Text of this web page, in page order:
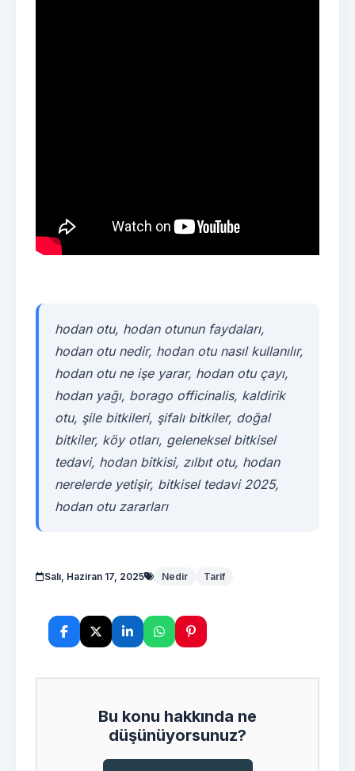
hodan otu, hodan otunun faydaları,
hodan otu nedir, hodan otu nasıl kullanılır,
hodan otu ne işe yarar, hodan otu çayı,
hodan yağı, borago officinalis, kaldirik
otu, şile bitkileri, şifalı bitkiler, doğal
bitkiler, köy otları, geleneksel bitkisel
tedavi, hodan bitkisi, zılbıt otu, hodan
nerelerde yetişir, bitkisel tedavi 2025,
hodan otu zararları
Salı, Haziran 17, 2025 Nedir Tarif
Bu konu hakkında ne
düşünüyorsunuz?